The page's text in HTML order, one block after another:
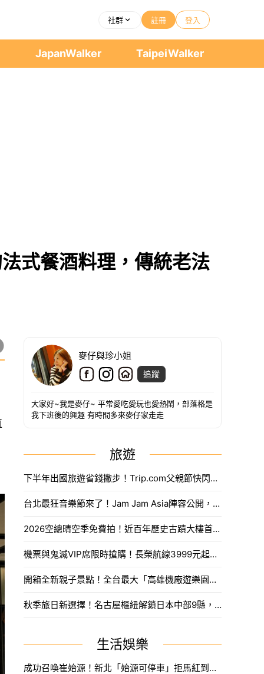
社群 註冊 登入
JapanWalker TaipeiWalker
式餐酒料理，傳統老法
麥仔與珍小姐
追蹤
大家好~我是麥仔~ 平常愛吃愛玩也愛熱鬧，部落格是
我下班後的興趣 有時間多來麥仔家走走
旅遊
下半年出國旅遊省錢撇步！Trip.com父親節快閃折抵888元限量優惠代碼搶法。
台北最狂音樂節來了！Jam Jam Asia陣容公開，限量奢華住房套票開搶。
2026空總晴空季免費拍！近百年歷史古蹟大樓首度開放，沈浸式光影藝術、星空劇場。
機票與鬼滅VIP席限時搶購！長榮航線3999元起，中信兄弟主題套票8月7日開賣攻略。
開箱全新親子景點！全台最大「高雄機廠遊樂園區」8/8開幕，攀岩場、戲水區30項設施免費玩。
秋季旅日新選擇！名古屋樞紐解鎖日本中部9縣，搶先預訂父親節孝親賞楓之旅。
生活娛樂
成功召喚崔始源！新北「始源可停車」拒馬紅到本人來朝聖，親臨門口問：「停車可以嗎」笑翻網友。